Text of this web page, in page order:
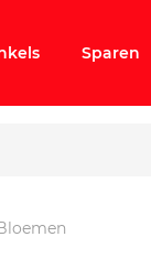
Sparen